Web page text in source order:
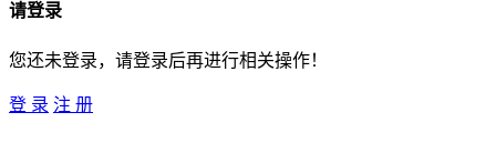
请登录
您还未登录，请登录后再进行相关操作！
登 录 注 册